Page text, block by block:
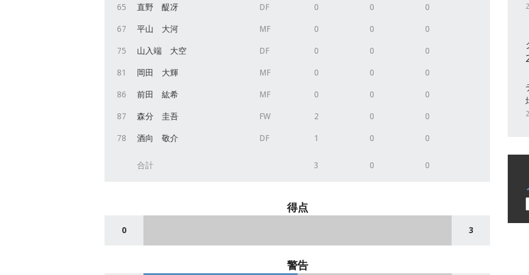
65 直野 醍冴 DF 0 0 0
67 平山 大河 MF 0 0 0
75 山入端 大空 DF 0 0 0
81 岡田 大輝 MF 0 0 0
86 前田 紘希 MF 0 0 0
87 森分 圭吾 FW 2 0 0
78 酒向 敬介 DF 1 0 0
合計 3 0 0
得点
0 3
警告